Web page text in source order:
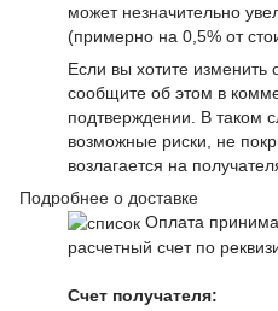
может незначительно
(примерно на 0,5% от
Если вы хотите изменить
сообщите об этом в
подтверждении. В таком
возможные риски, не
возлагается на
Подробнее о доставке
Оплата
расчетный счет по
Счет получателя: